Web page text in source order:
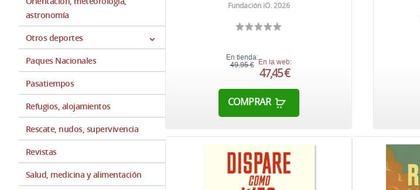
astronomía
Otros deportes
Paques Nacionales
Pasatiempos
Refugios, alojamientos
Rescate, nudos, supervivencia
Revistas
Salud, medicina y alimentación
Fundación iO. 2026
En tienda:
49,95 € En la web:
47,45 €
COMPRAR